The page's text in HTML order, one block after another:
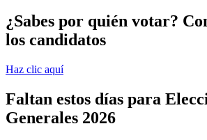
¿Sabes por quién votar?
los candidatos
Haz clic aquí
Faltan estos días para
Generales 2026